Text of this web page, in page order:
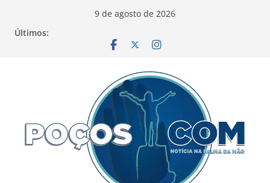
9 de agosto de 2026
Últimos: